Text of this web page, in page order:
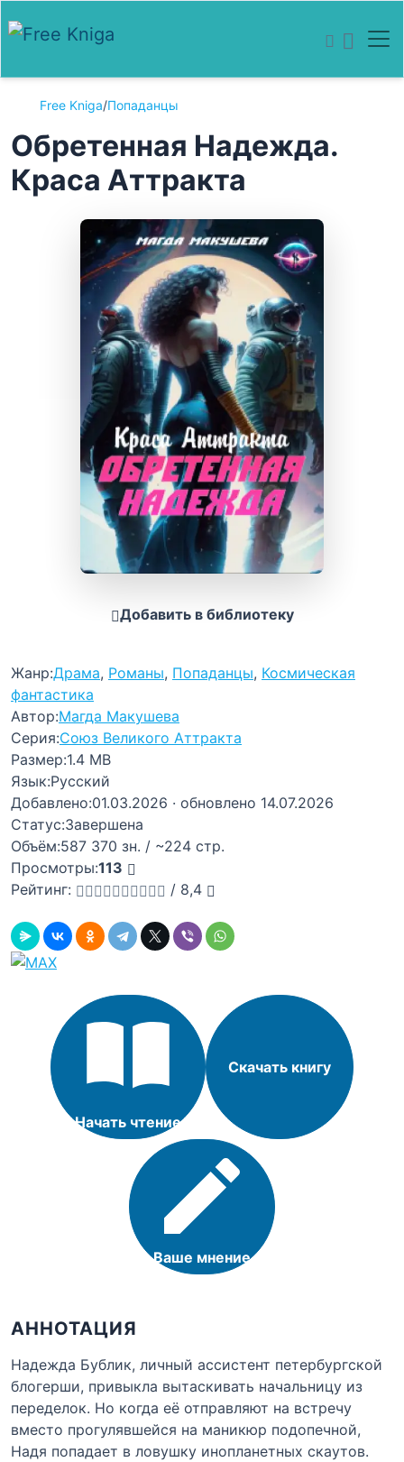
Free Kniga/Попаданцы
Обретенная Надежда.
Краса Аттракта
Добавить в библиотеку
Жанр:Драма, Романы, Попаданцы, Космическая
фантастика
Автор:Магда Макушева
Серия:Союз Великого Аттракта
Размер:1.4 MB
Язык:Русский
Добавлено:01.03.2026 · обновлено 14.07.2026
Статус:Завершена
Объём:587 370 зн. / ~224 стр.
Просмотры:113
Рейтинг:
/ 8,4
Начать чтение
Скачать книгу
Ваше мнение
АННОТАЦИЯ
Надежда Бублик, личный ассистент петербургской
блогерши, привыкла вытаскивать начальницу из
переделок. Но когда её отправляют на встречу
вместо прогулявшейся на маникюр подопечной,
Надя попадает в ловушку инопланетных скаутов.